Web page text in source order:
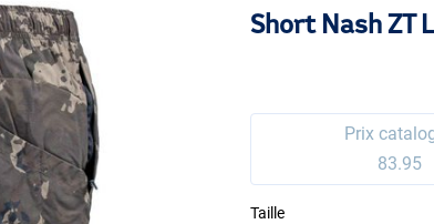
Short Nash ZT
Prix
83.95
Taille